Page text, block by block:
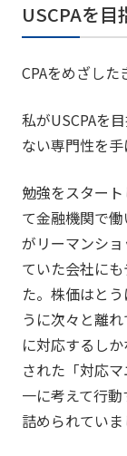
USCPAを目
CPAをめざした
私がUSCPAを
ない専門性を手
勉強をスター
て金融機関で
がリーマンシ
ていた会社に
た。株価はと
うに次々と離
に対応するし
された「対応
一に考えて行
詰められていま